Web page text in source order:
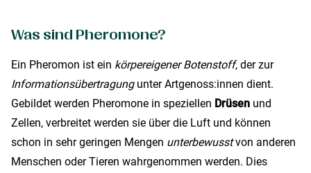
Was sind Pheromone?
Ein Pheromon ist ein körpereigener Botenstoff, der zur
Informationsübertragungunter Artgenoss:innen dient.
Gebildet werden Pheromone in speziellen Drüsen und
Zellen, verbreitet werden sie über die Luft und können
schon in sehr geringen Mengen unterbewusstvon anderen
Menschen oder Tieren wahrgenommen werden. Dies